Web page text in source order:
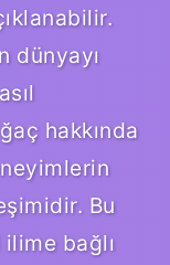
dünyayı
hakkında
Bu
ilime bağlı